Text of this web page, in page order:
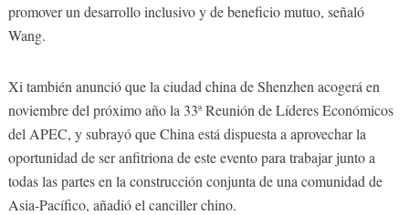
promover un desarrollo inclusivo y de beneficio mutuo, señaló
Wang.
Xi también anunció que la ciudad china de Shenzhen acogerá en
noviembre del próximo año la 33ª Reunión de Líderes Económicos
del APEC, y subrayó que China está dispuesta a aprovechar la
oportunidad de ser anfitriona de este evento para trabajar junto a
todas las partes en la construcción conjunta de una comunidad de
Asia-Pacífico, añadió el canciller chino.